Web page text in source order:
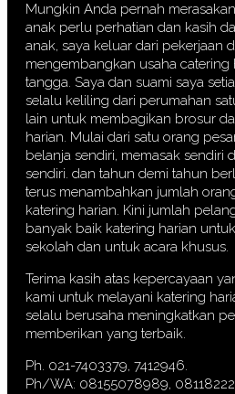
Mungkin Anda pernah
anak perlu perhatian dan kasih
anak, saya keluar dari pekerjaan
mengembangkan usaha catering
tangga. Saya dan suami saya
selalu keliling dari perumahan
lain untuk membagikan brosur
harian. Mulai dari satu orang
belanja sendiri, memasak sendiri
sendiri. dan tahun demi tahun
terus menambahkan jumlah
katering harian. Kini jumlah
banyak baik katering harian
sekolah dan untuk acara khusus.
Terima kasih atas kepercayaan
kami untuk melayani katering
selalu berusaha meningkatkan
memberikan yang terbaik.
Ph. 021-7403379, 7412946.
Ph/WA: 08155078989,